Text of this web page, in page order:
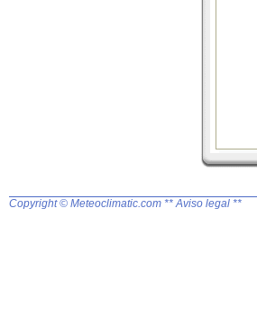
Copyright © Meteoclimatic.com ** Aviso legal **